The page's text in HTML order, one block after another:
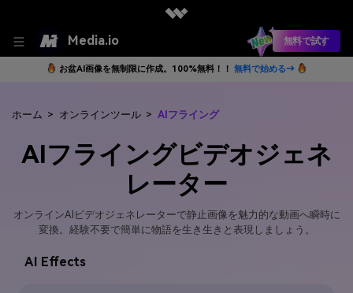
Media.io 無料で試す
お盆AI画像を無制限に作成。100%無料！！ 無料で始める→
ホーム > オンラインツール > AIフライング
AIフライングビデオジェネ
レーター
オンラインAIビデオジェネレーターで静止画像を魅力的な動画へ瞬時に
変換。経験不要で簡単に物語を生き生きと表現しましょう。
AI Effects